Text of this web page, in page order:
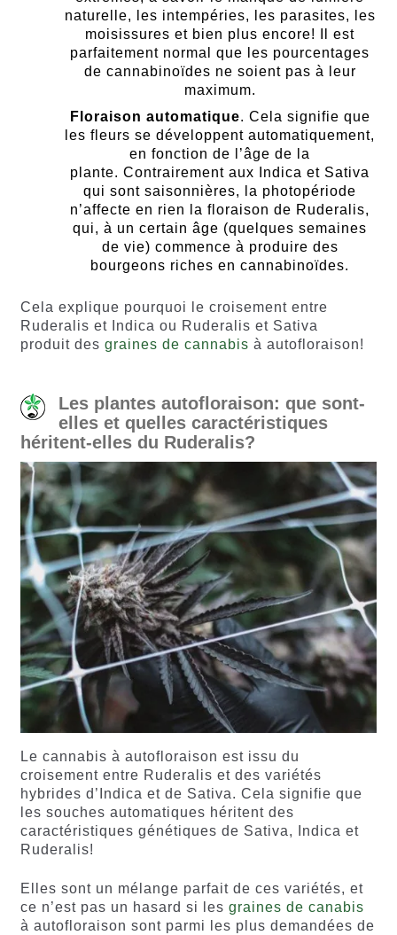
naturelle, les intempéries, les parasites, les
moisissures et bien plus encore! Il est
parfaitement normal que les pourcentages
de cannabinoïdes ne soient pas à leur
maximum.
Floraison automatique. Cela signifie que
les fleurs se développent automatiquement,
en fonction de l’âge de la
plante. Contrairement aux Indica et Sativa
qui sont saisonnières, la photopériode
n’affecte en rien la floraison de Ruderalis,
qui, à un certain âge (quelques semaines
de vie) commence à produire des
bourgeons riches en cannabinoïdes.
Cela explique pourquoi le croisement entre
Ruderalis et Indica ou Ruderalis et Sativa
produit des graines de cannabis à autofloraison!
Les plantes autofloraison: que sont-
elles et quelles caractéristiques
héritent-elles du Ruderalis?
Le cannabis à autofloraison est issu du
croisement entre Ruderalis et des variétés
hybrides d’Indica et de Sativa. Cela signifie que
les souches automatiques héritent des
caractéristiques génétiques de Sativa, Indica et
Ruderalis!
Elles sont un mélange parfait de ces variétés, et
ce n’est pas un hasard si les graines de canabis
à autofloraison sont parmi les plus demandées de